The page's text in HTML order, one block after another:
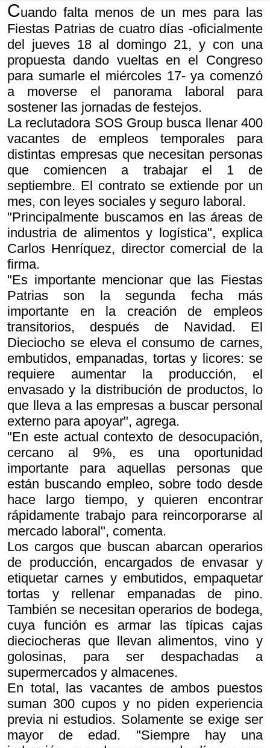
Cuando falta menos de un mes para las
Fiestas Patrias de cuatro días -oficialmente
del jueves 18 al domingo 21, y con una
propuesta dando vueltas en el Congreso
para sumarle el miércoles 17- ya comenzó
a moverse el panorama laboral para
sostener las jornadas de festejos.
La reclutadora SOS Group busca llenar 400
vacantes de empleos temporales para
distintas empresas que necesitan personas
que comiencen a trabajar el 1 de
septiembre. El contrato se extiende por un
mes, con leyes sociales y seguro laboral.
"Principalmente buscamos en las áreas de
industria de alimentos y logística", explica
Carlos Henríquez, director comercial de la
firma.
"Es importante mencionar que las Fiestas
Patrias son la segunda fecha más
importante en la creación de empleos
transitorios, después de Navidad. El
Dieciocho se eleva el consumo de carnes,
embutidos, empanadas, tortas y licores: se
requiere aumentar la producción, el
envasado y la distribución de productos, lo
que lleva a las empresas a buscar personal
externo para apoyar", agrega.
"En este actual contexto de desocupación,
cercano al 9%, es una oportunidad
importante para aquellas personas que
están buscando empleo, sobre todo desde
hace largo tiempo, y quieren encontrar
rápidamente trabajo para reincorporarse al
mercado laboral", comenta.
Los cargos que buscan abarcan operarios
de producción, encargados de envasar y
etiquetar carnes y embutidos, empaquetar
tortas y rellenar empanadas de pino.
También se necesitan operarios de bodega,
cuya función es armar las típicas cajas
dieciocheras que llevan alimentos, vino y
golosinas, para ser despachadas a
supermercados y almacenes.
En total, las vacantes de ambos puestos
suman 300 cupos y no piden experiencia
previa ni estudios. Solamente se exige ser
mayor de edad. "Siempre hay una